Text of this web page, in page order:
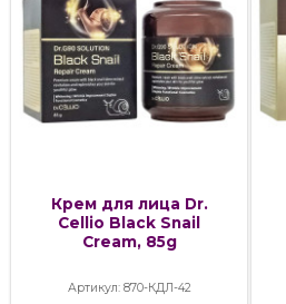
Крем для лица Dr.
Cellio Black Snail
Cream, 85g
Артикул: 870-КДЛ-42